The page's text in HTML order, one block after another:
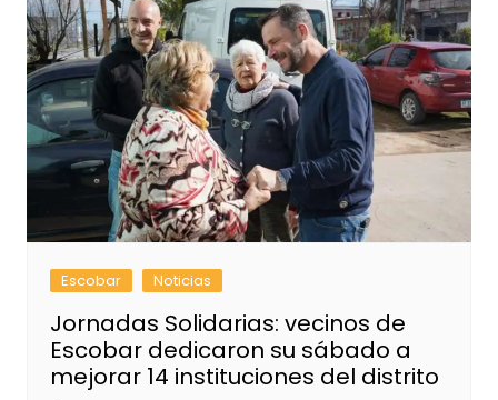
Escobar Noticias
Jornadas Solidarias: vecinos de
Escobar dedicaron su sábado a
mejorar 14 instituciones del distrito